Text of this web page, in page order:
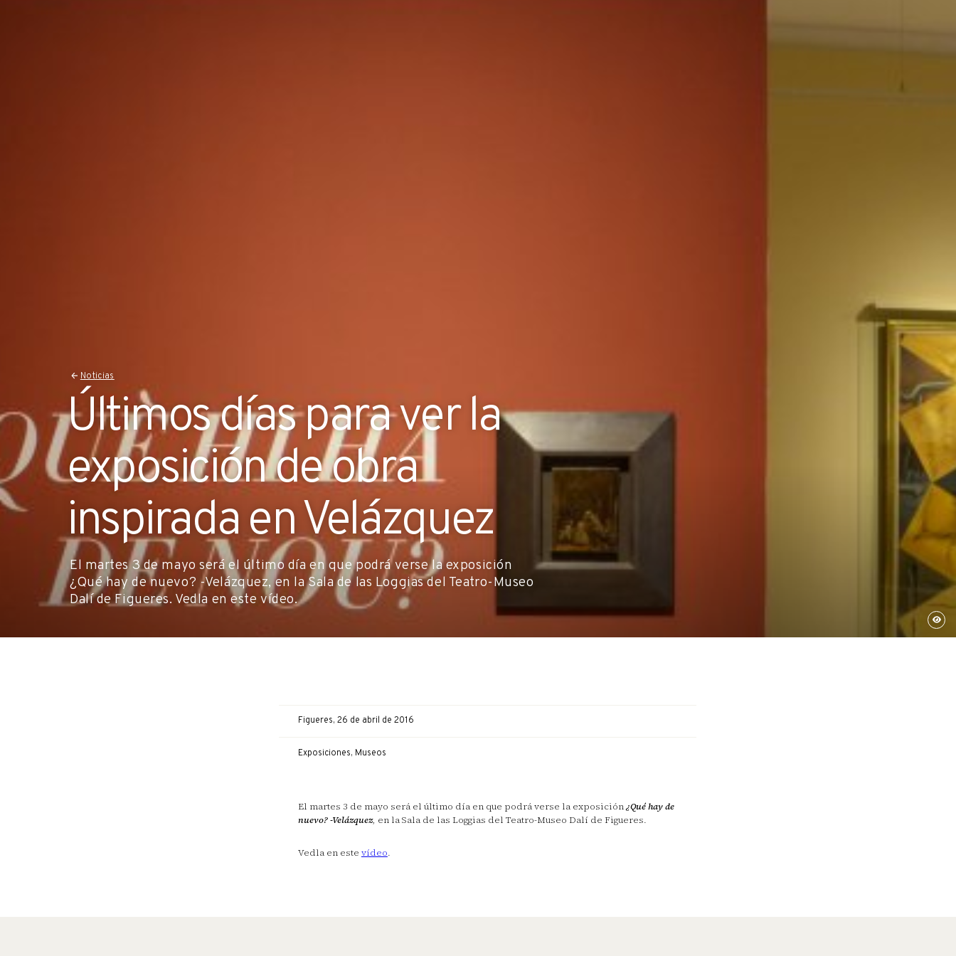
Noticias
Últimos días para ver la
exposición de obra
inspirada en Velázquez
El martes 3 de mayo será el último día en que podrá verse la exposición
¿Qué hay de nuevo? -Velázquez, en la Sala de las Loggias del Teatro-Museo
Dalí de Figueres. Vedla en este vídeo.
Figueres, 26 de abril de 2016
Exposiciones, Museos
El martes 3 de mayo será el último día en que podrá verse la exposición¿Qué hay de
nuevo? -Velázquez, en la Sala de las Loggias del Teatro-Museo Dalí de Figueres.
Vedla en este vídeo.